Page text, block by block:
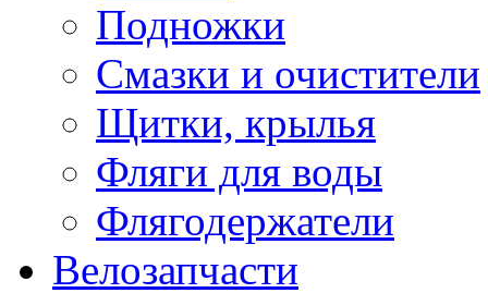
Подножки
Смазки и очистители
Щитки, крылья
Фляги для воды
Флягодержатели
Велозапчасти